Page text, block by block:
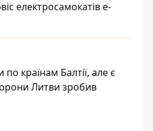
електросамокатів e-
країнам Балтії, але є
Литви зробив